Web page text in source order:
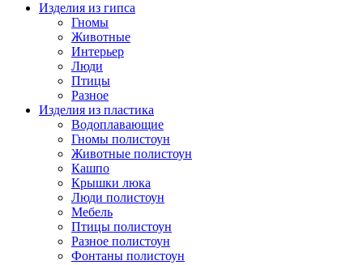
Изделия из гипса
Гномы
Животные
Интерьер
Люди
Птицы
Разное
Изделия из пластика
Водоплавающие
Гномы полистоун
Животные полистоун
Кашпо
Крышки люка
Люди полистоун
Мебель
Птицы полистоун
Разное полистоун
Фонтаны полистоун